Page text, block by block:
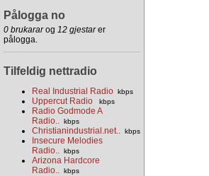
Pålogga no
0 brukararog 12 gjestarer
pålogga.
Tilfeldig nettradio
Real Industrial Radio kbps
Uppercut Radio kbps
Radio Godmode A
Radio.. kbps
Christianindustrial.net.. kbps
Insecure Melodies
Radio.. kbps
Arizona Hardcore
Radio.. kbps